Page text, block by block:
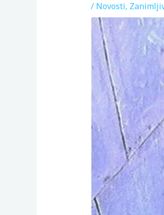
/ Novosti,